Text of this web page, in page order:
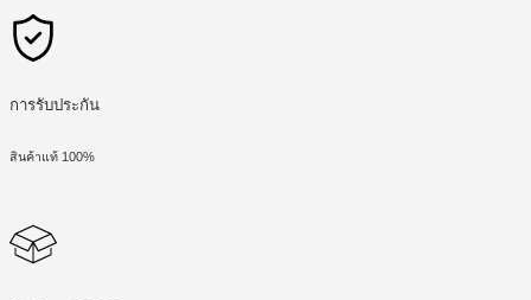
การรับประกัน
สินค้าแท้ 100%